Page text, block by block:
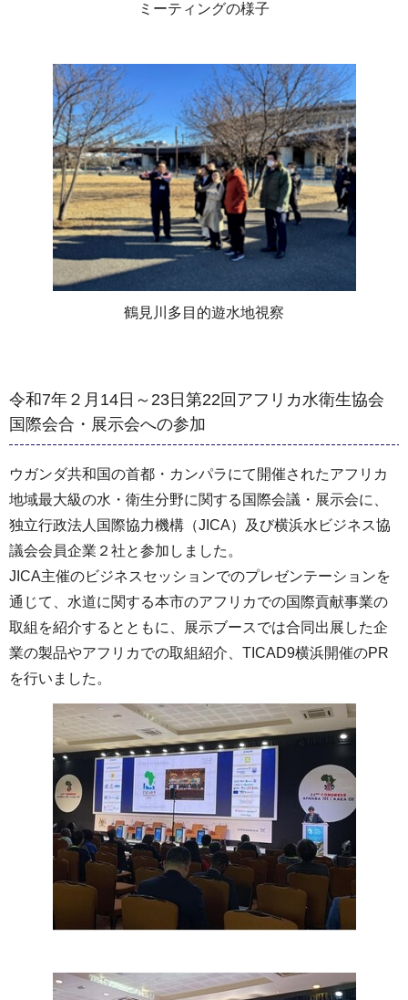
ミーティングの様子
鶴見川多目的遊水地視察
令和7年２月14日～23日第22回アフリカ水衛生協会
国際会合・展示会への参加
ウガンダ共和国の首都・カンパラにて開催されたアフリカ
地域最大級の水・衛生分野に関する国際会議・展示会に、
独立行政法人国際協力機構（JICA）及び横浜水ビジネス協
議会会員企業２社と参加しました。
JICA主催のビジネスセッションでのプレゼンテーションを
通じて、水道に関する本市のアフリカでの国際貢献事業の
取組を紹介するとともに、展示ブースでは合同出展した企
業の製品やアフリカでの取組紹介、TICAD9横浜開催のPR
を行いました。